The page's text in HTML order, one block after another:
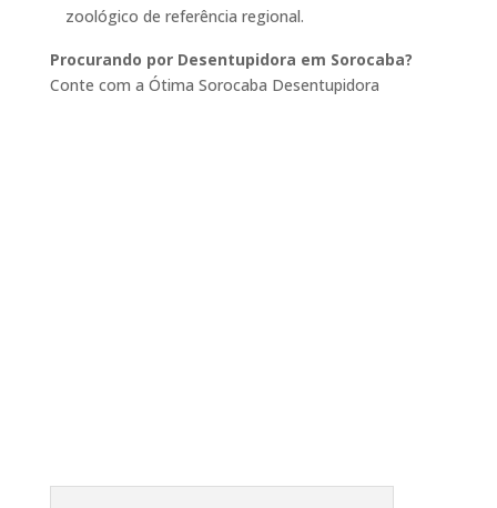
zoológico de referência regional.
Procurando por Desentupidora em Sorocaba?
Conte com a Ótima Sorocaba Desentupidora